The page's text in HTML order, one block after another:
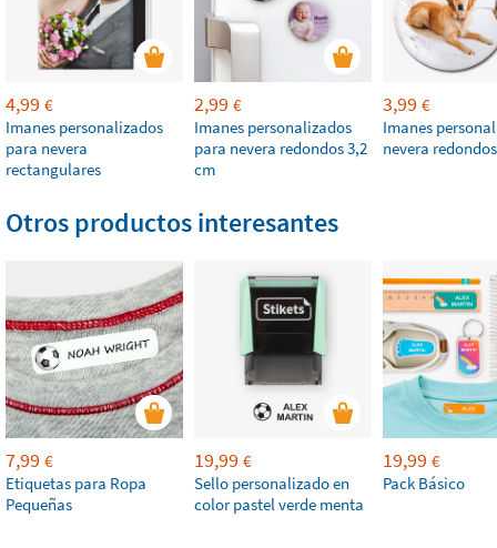
4,99 €
Imanes personalizados
para nevera
rectangulares
2,99 €
Imanes personalizados
para nevera redondos 3,2
cm
3,99 €
Imanes
nevera
Otros productos interesantes
7,99 €
Etiquetas para Ropa
Pequeñas
19,99 €
Sello personalizado en
color pastel verde menta
19,99 €
Pack Básico